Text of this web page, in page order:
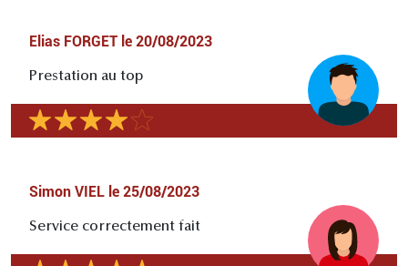
Elias FORGET le 20/08/2023
Prestation au top
Simon VIEL le 25/08/2023
Service correctement fait